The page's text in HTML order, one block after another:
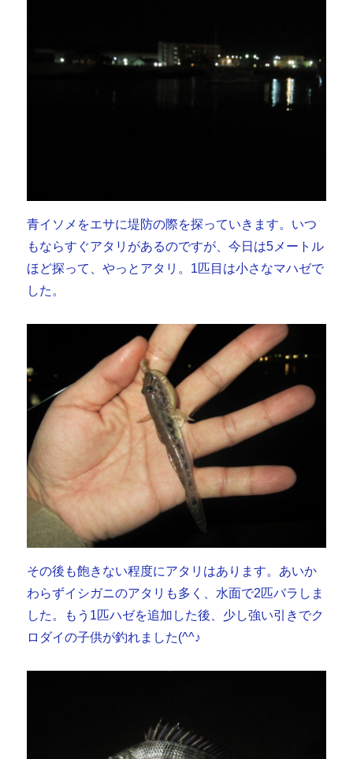
青イソメをエサに堤防の際を探っていきます。いつ
もならすぐアタリがあるのですが、今日は5メートル
ほど探って、やっとアタリ。1匹目は小さなマハゼで
した。
その後も飽きない程度にアタリはあります。あいか
わらずイシガニのアタリも多く、水面で2匹バラしま
した。もう1匹ハゼを追加した後、少し強い引きでク
ロダイの子供が釣れました(^^♪